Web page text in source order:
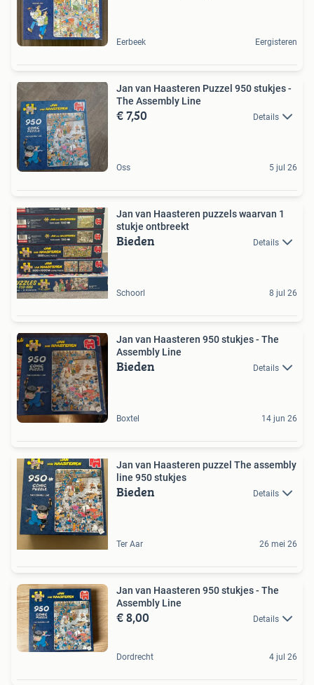
Eerbeek Eergisteren
Jan van Haasteren Puzzel 950 stukjes -
The Assembly Line
€ 7,50 Details
Oss 5 jul 26
Jan van Haasteren puzzels waarvan 1
stukje ontbreekt
Bieden Details
Schoorl 8 jul 26
Jan van Haasteren 950 stukjes - The
Assembly Line
Bieden Details
Boxtel 14 jun 26
Jan van Haasteren puzzel The assembly
line 950 stukjes
Bieden Details
Ter Aar 26 mei 26
Jan van Haasteren 950 stukjes - The
Assembly Line
€ 8,00 Details
Dordrecht 4 jul 26